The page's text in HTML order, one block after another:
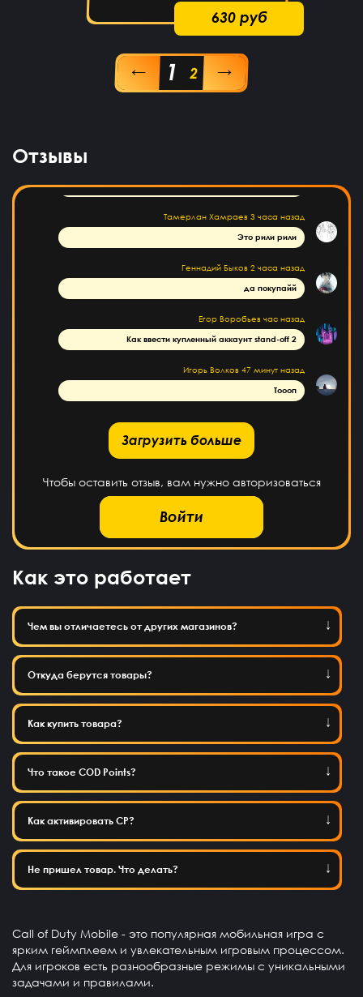
630 руб
← 1 2 →
Отзывы
Даниил Смирнов 8 часов назад
Саша Соколов6 часов назад
Нет магаз не кидает все клево
Ку всем
Тамерлан Хамраев 3 часа назад
Это рили рили
Геннадий Быков 2 часа назад
да покупайй
Егор Воробьев час назад
Как ввести купленный аккаунт stand-off 2
Игорь Волков 47 минут назад
Тоооп
Загрузить больше
Чтобы оставить отзыв, вам нужно авторизоваться
Войти
Как это работает
Чем вы отличаетесь от других магазинов?
Откуда берутся товары?
Как купить товара?
Что такое COD Points?
Как активировать CP?
Не пришел товар. Что делать?
Call of Duty Mobile - это популярная мобильная игра с
ярким геймплеем и увлекательным игровым процессом.
Для игроков есть разнообразные режимы с уникальными
задачами и правилами.